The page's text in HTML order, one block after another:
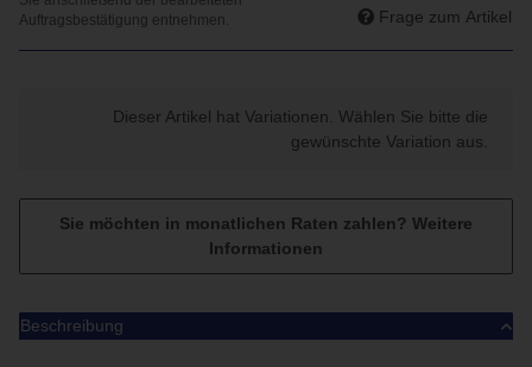
Frage zum Artikel
Dieser Artikel hat Variationen. Wählen Sie bitte die
gewünschte Variation aus.
Sie möchten in monatlichen Raten zahlen? Weitere
Informationen
Beschreibung